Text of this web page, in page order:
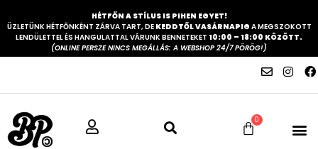
HÉTFŐN A STÍLUS IS PIHEN EGYET!
ÜZLETÜNK HÉTFŐNKÉNT ZÁRVA TART, DE KEDDTŐL VASÁRNAPIG A MEGSZOKOTT
LENDÜLETTEL ÉS HANGULATTAL VÁRUNK BENNETEKET 10:00 – 18:00 KÖZÖTT.
(ONLINE PERSZE NINCS MEGÁLLÁS: A WEBSHOP 24/7 PÖRÖG!)
0